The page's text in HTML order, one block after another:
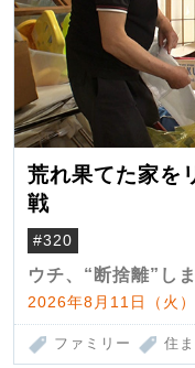
荒れ果てた家を
戦
#320
ウチ、“断捨離”し
2026年8月11日（火
ファミリー 住